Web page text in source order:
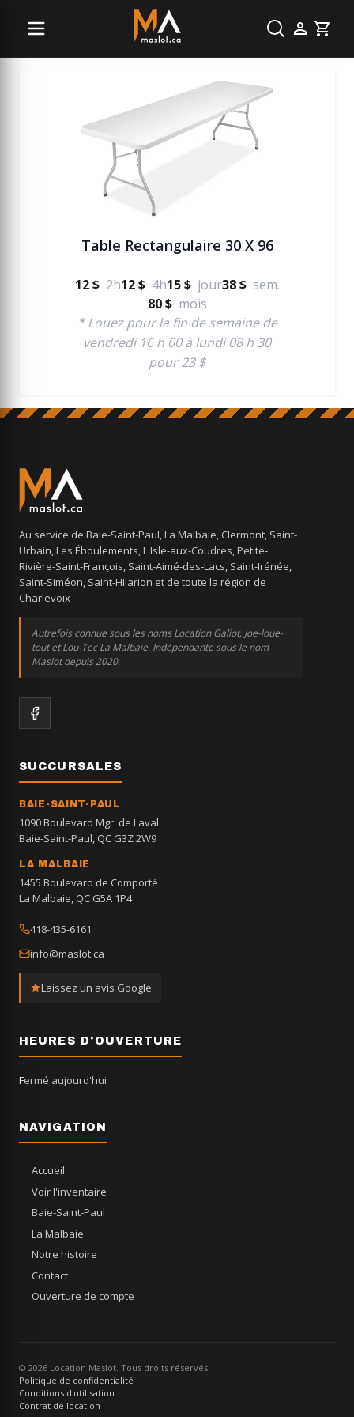
Cart
Fête
Table Rectangulaire 30 X 96
12 $ 2h12 $ 4h15 $ jour38 $ sem.
80 $ mois
* Louez pour la fin de semaine de
vendredi 16 h 00 à lundi 08 h 30
pour 23 $
Au service de Baie-Saint-Paul, La Malbaie, Clermont, Saint-
Urbain, Les Éboulements, L'Isle-aux-Coudres, Petite-
Rivière-Saint-François, Saint-Aimé-des-Lacs, Saint-Irénée,
Saint-Siméon, Saint-Hilarion et de toute la région de
Charlevoix
Autrefois connue sous les noms Location Galiot, Joe-loue-
tout et Lou-Tec La Malbaie. Indépendante sous le nom
Maslot depuis 2020.
SUCCURSALES
BAIE-SAINT-PAUL
1090 Boulevard Mgr. de Laval
Baie-Saint-Paul, QC G3Z 2W9
LA MALBAIE
1455 Boulevard de Comporté
La Malbaie, QC G5A 1P4
418-435-6161
info@maslot.ca
Laissez un avis Google
HEURES D'OUVERTURE
Fermé aujourd'hui
NAVIGATION
Accueil
Voir l'inventaire
Baie-Saint-Paul
La Malbaie
Notre histoire
Contact
Ouverture de compte
© 2026 Location Maslot. Tous droits réservés
Politique de confidentialité
Conditions d'utilisation
Contrat de location